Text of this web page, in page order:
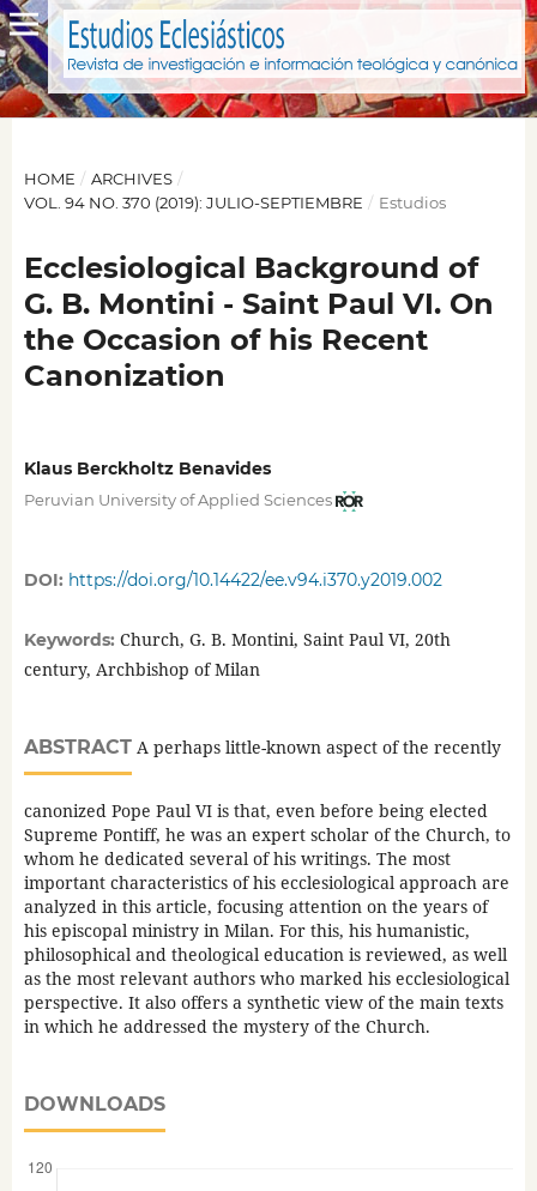
HOME / ARCHIVES /
VOL. 94 NO. 370 (2019): JULIO-SEPTIEMBRE / Estudios
Ecclesiological Background of
G. B. Montini - Saint Paul VI. On
the Occasion of his Recent
Canonization
Klaus Berckholtz Benavides
Peruvian University of Applied Sciences
DOI: https://doi.org/10.14422/ee.v94.i370.y2019.002
Keywords: Church, G. B. Montini, Saint Paul VI, 20th
century, Archbishop of Milan
ABSTRACTA perhaps little-known aspect of the recently
canonized Pope Paul VI is that, even before being elected
Supreme Pontiff, he was an expert scholar of the Church, to
whom he dedicated several of his writings. The most
important characteristics of his ecclesiological approach are
analyzed in this article, focusing attention on the years of
his episcopal ministry in Milan. For this, his humanistic,
philosophical and theological education is reviewed, as well
as the most relevant authors who marked his ecclesiological
perspective. It also offers a synthetic view of the main texts
in which he addressed the mystery of the Church.
DOWNLOADS